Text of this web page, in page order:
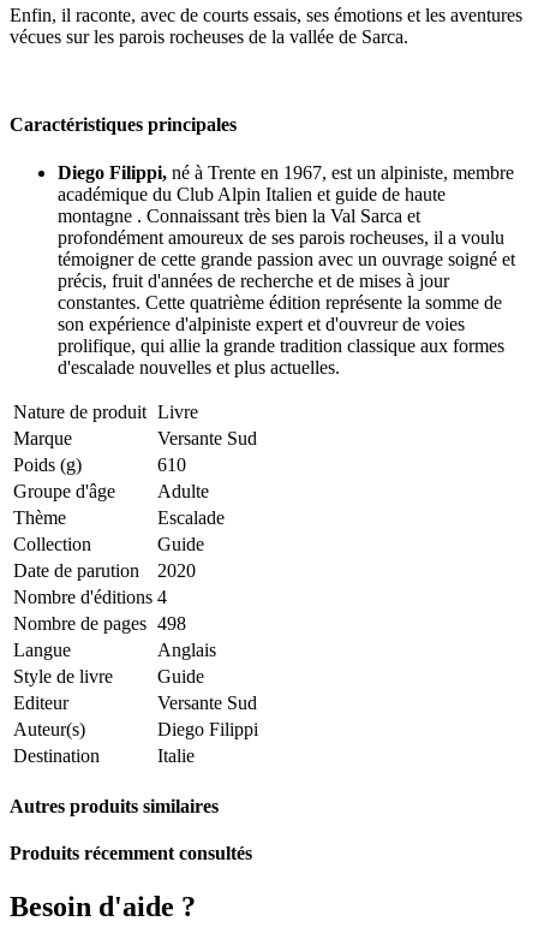
Enfin, il raconte, avec de courts essais, ses émotions et les aventures
vécues sur les parois rocheuses de la vallée de Sarca.
Caractéristiques principales
Diego Filippi, né à Trente en 1967, est un alpiniste, membre
académique du Club Alpin Italien et guide de haute
montagne . Connaissant très bien la Val Sarca et
profondément amoureux de ses parois rocheuses, il a voulu
témoigner de cette grande passion avec un ouvrage soigné et
précis, fruit d'années de recherche et de mises à jour
constantes. Cette quatrième édition représente la somme de
son expérience d'alpiniste expert et d'ouvreur de voies
prolifique, qui allie la grande tradition classique aux formes
d'escalade nouvelles et plus actuelles.
Nature de produit Livre
Marque
Versante Sud
Poids (g)
610
Groupe d'âge
Adulte
Thème
Escalade
Collection
Guide
Date de parution
2020
Nombre d'éditions 4
Nombre de pages 498
Langue
Anglais
Style de livre
Guide
Editeur
Versante Sud
Auteur(s)
Diego Filippi
Destination
Italie
Autres produits similaires
Produits récemment consultés
Besoin d'aide ?